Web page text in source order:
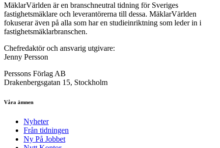
MäklarVärlden är en branschneutral tidning för Sveriges
fastighetsmäklare och leverantörerna till dessa. MäklarVärlden
fokuserar även på alla som har en studieinriktning som leder in i
fastighetsmäklarbranschen.
Chefredaktör och ansvarig utgivare:
Jenny Persson
Perssons Förlag AB
Drakenbergsgatan 15, Stockholm
Våra ämnen
Nyheter
Från tidningen
Ny På Jobbet